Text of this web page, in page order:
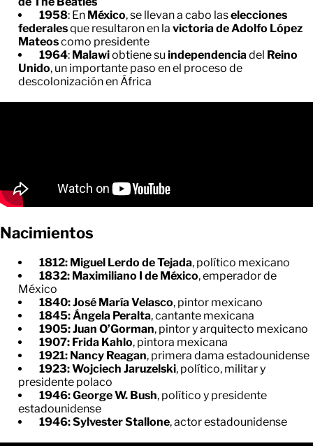
1958: En México, se llevan a cabo laselecciones
federalesque resultaron en la victoria de Adolfo López
Mateoscomo presidente
1964: Malawiobtiene su independenciadel Reino
Unido, un importante paso en el proceso de
descolonización en África
Nacimientos
1812: Miguel Lerdo de Tejada, político mexicano
1832: Maximiliano I de México, emperador de
México
1840: José María Velasco, pintor mexicano
1845: Ángela Peralta, cantante mexicana
1905: Juan O’Gorman, pintor y arquitecto mexicano
1907: Frida Kahlo, pintora mexicana
1921: Nancy Reagan, primera dama estadounidense
1923: Wojciech Jaruzelski, político, militar y
presidente polaco
1946: George W. Bush, político y presidente
estadounidense
1946: Sylvester Stallone, actor estadounidense